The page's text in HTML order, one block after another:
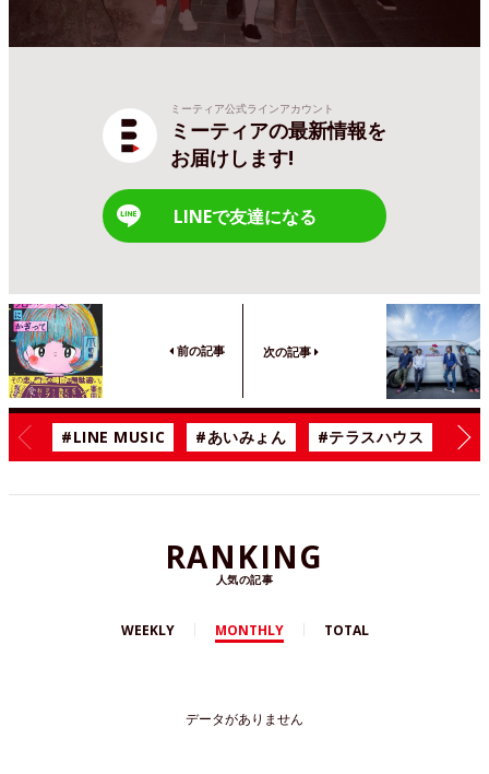
ミーティア公式ラインアカウント
ミーティアの最新情報を
お届けします!
LINEで友達になる
前の記事 次の記事
#LINE MUSIC #あいみょん #テラスハウス #漫
RANKING
人気の記事
WEEKLY MONTHLY TOTAL
データがありません